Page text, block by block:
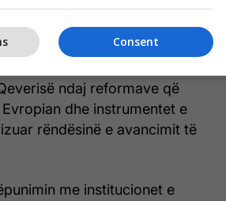
ndaj reformave që
dhe instrumentet e
rëndësinë e avancimit të
me institucionet e
Consent